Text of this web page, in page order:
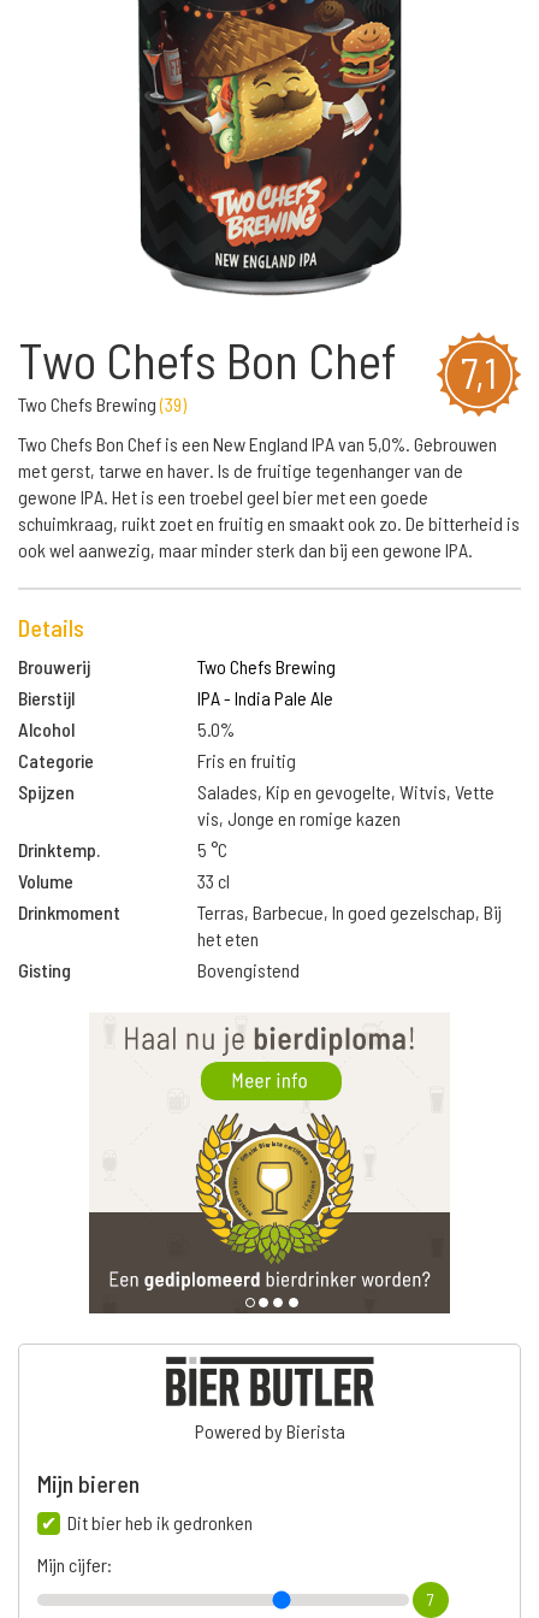
7,1
Two Chefs Bon Chef
Two Chefs Brewing(39)
Two Chefs Bon Chef is een New England IPA van 5,0%. Gebrouwen
met gerst, tarwe en haver. Is de fruitige tegenhanger van de
gewone IPA. Het is een troebel geel bier met een goede
schuimkraag, ruikt zoet en fruitig en smaakt ook zo. De bitterheid is
ook wel aanwezig, maar minder sterk dan bij een gewone IPA.
Details
Brouwerij
Two Chefs Brewing
Bierstijl
IPA - India Pale Ale
Alcohol
5.0%
Categorie
Fris en fruitig
Spijzen
Salades, Kip en gevogelte, Witvis, Vette
vis, Jonge en romige kazen
Drinktemp.
5 °C
Volume
33 cl
Drinkmoment
Terras, Barbecue, In goed gezelschap, Bij
het eten
Gisting
Bovengistend
Powered by Bierista
Mijn bieren
Dit bier heb ik gedronken
Mijn cijfer:
7